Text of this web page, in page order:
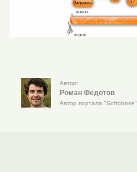
Автор:
Роман Федотов
Автор портала "Softobase"